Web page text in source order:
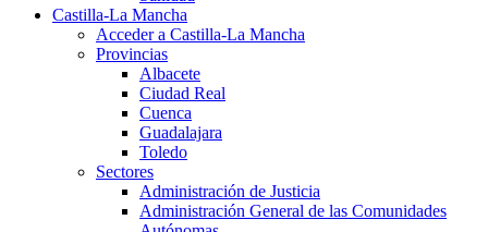
Castilla-La Mancha
Acceder a Castilla-La Mancha
Provincias
Albacete
Ciudad Real
Cuenca
Guadalajara
Toledo
Sectores
Administración de Justicia
Administración General de las Comunidades